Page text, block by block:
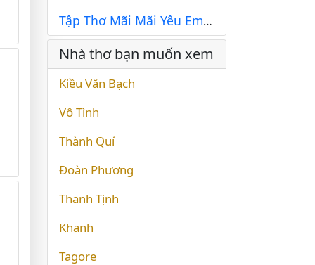
Tập Thơ Mãi Mãi Yêu Em Trang 68
Nhà thơ bạn muốn xem
Kiều Văn Bạch
Vô Tình
Thành Quí
Đoàn Phương
Thanh Tịnh
Khanh
Tagore